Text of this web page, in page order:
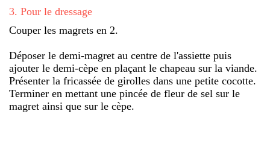
3. Pour le dressage
Couper les magrets en 2.
Déposer le demi-magret au centre de l'assiette puis
ajouter le demi-cèpe en plaçant le chapeau sur la viande.
Présenter la fricassée de girolles dans une petite cocotte.
Terminer en mettant une pincée de fleur de sel sur le
magret ainsi que sur le cèpe.